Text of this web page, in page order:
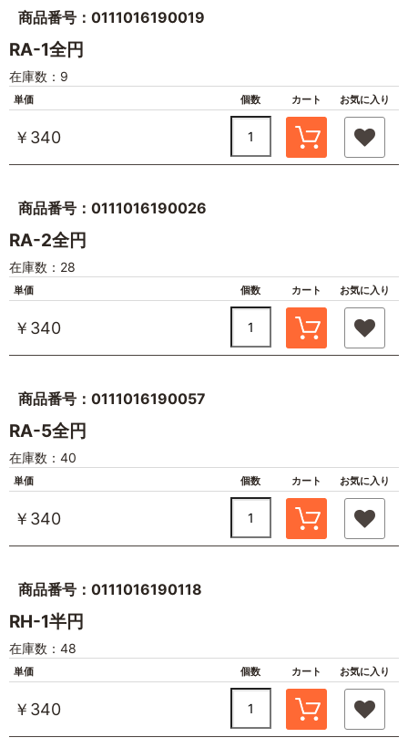
商品番号：0111016190019
RA-1全円
在庫数：9
単価 個数 カート お気に入り
￥340
商品番号：0111016190026
RA-2全円
在庫数：28
単価 個数 カート お気に入り
￥340
商品番号：0111016190057
RA-5全円
在庫数：40
単価 個数 カート お気に入り
￥340
商品番号：0111016190118
RH-1半円
在庫数：48
単価 個数 カート お気に入り
￥340